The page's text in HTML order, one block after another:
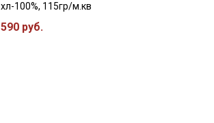
хл-100%, 115гр/м.кв
590 руб.